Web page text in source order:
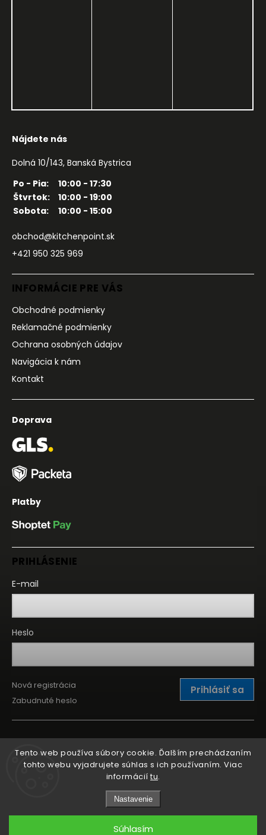
Tento web používa súbory cookie. Ďalším prechádzaním
tohto webu vyjadrujete súhlas s ich používaním. Viac
informácií tu.
Nastavenie
Súhlasím
Nájdete nás
Dolná 10/143, Banská Bystrica
Po - Pia:
10:00 - 17:30
Štvrtok:
10:00 - 19:00
Sobota:
10:00 - 15:00
obchod@kitchenpoint.sk
+421 950 325 969
INFORMÁCIE PRE VÁS
Obchodné podmienky
Reklamačné podmienky
Ochrana osobných údajov
Navigácia k nám
Kontakt
Doprava
Platby
PRIHLÁSENIE
E-mail
Heslo
Prihlásiť sa
Nová registrácia
Zabudnuté heslo